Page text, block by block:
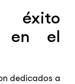
en el
dedicados a